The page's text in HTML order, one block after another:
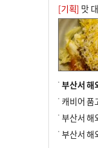
10 서울 중
사망
[기획] 맛
부산서 해
부산서 해